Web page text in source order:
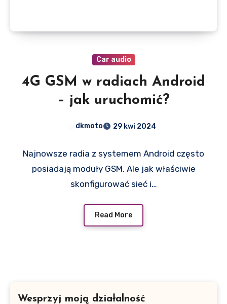
Car audio
4G GSM w radiach Android
– jak uruchomić?
dkmoto 29 kwi 2024
Najnowsze radia z systemem Android często
posiadają moduły GSM. Ale jak właściwie
skonfigurować sieć i…
Read More
Wesprzyj moją działalność